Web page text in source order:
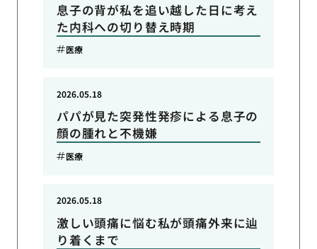
息子の背が私を追い越した日に考え
た内科への切り替え時期
医療
パパが見た突発性発疹による息子の
顔の腫れと不機嫌
2026.05.18
医療
激しい頭痛に悩む私が頭痛外来に辿
り着くまで
2026.05.18